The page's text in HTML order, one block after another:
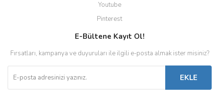
Youtube
Pinterest
E-Bültene Kayıt Ol!
Fırsatları, kampanya ve duyuruları ile ilgili e-posta almak ister misiniz?
EKLE